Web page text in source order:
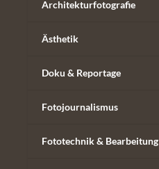
Architekturfotografie
Ästhetik
Doku & Reportage
Fotojournalismus
Fototechnik & Bearbeitung